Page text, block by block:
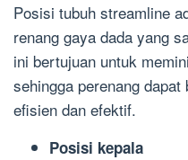
Posisi tubuh streamline
renang gaya dada yang
ini bertujuan untuk
sehingga perenang
efisien dan efektif.
Posisi kepala